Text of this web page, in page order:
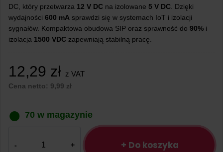
DC, który przetwarza 12 V DC na izolowane 5 V DC . Dzięki
wydajności 600 mA sprawdzi się w systemach IoT i izolacji
sygnałów. Kompaktowa obudowa SIP oraz sprawność do 90% i
izolacja 1500 VDC zapewniają stabilną pracę.
12,29 zł z VAT
Cena netto: 9,99 zł
70 w magazynie
Przetwornica
+ Do koszyka